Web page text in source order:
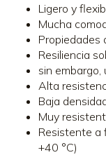
Ligero y
Mucha
Propiedades
Resiliencia
sin embargo,
Alta
Baja
Muy
Resistente a
+40 °C)